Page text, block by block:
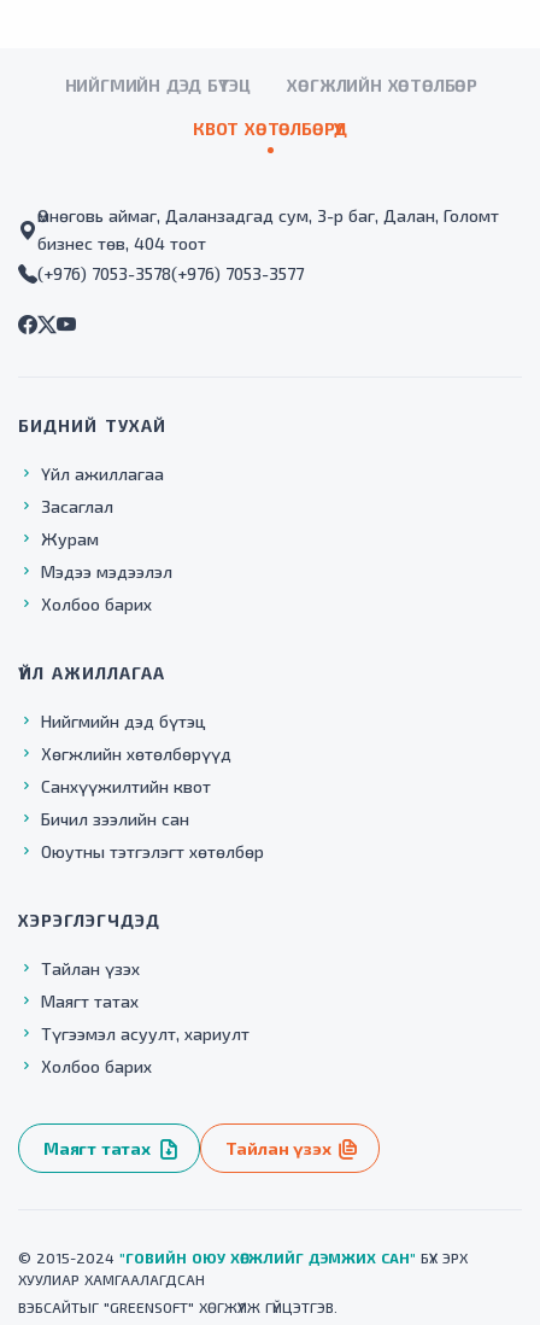
НИЙГМИЙН ДЭД БҮТЭЦ ХӨГЖЛИЙН ХӨТӨЛБӨР
КВОТ ХӨТӨЛБӨРҮҮД
Өмнөговь аймаг, Даланзадгад сум, 3-р баг, Далан, Голомт
бизнес төв, 404 тоот
(+976) 7053-3578(+976) 7053-3577
БИДНИЙ ТУХАЙ
Үйл ажиллагаа
Засаглал
Журам
Мэдээ мэдээлэл
Холбоо барих
ҮЙЛ АЖИЛЛАГАА
Нийгмийн дэд бүтэц
Хөгжлийн хөтөлбөрүүд
Санхүүжилтийн квот
Бичил зээлийн сан
Оюутны тэтгэлэгт хөтөлбөр
ХЭРЭГЛЭГЧДЭД
Тайлан үзэх
Маягт татах
Түгээмэл асуулт, хариулт
Холбоо барих
Маягт татах Тайлан үзэх
© 2015-2024 "ГОВИЙН ОЮУ ХӨГЖЛИЙГ ДЭМЖИХ САН" БҮХ ЭРХ
ХУУЛИАР ХАМГААЛАГДСАН
ВЭБСАЙТЫГ "GREENSOFT" ХӨГЖҮҮЛЖ ГҮЙЦЭТГЭВ.